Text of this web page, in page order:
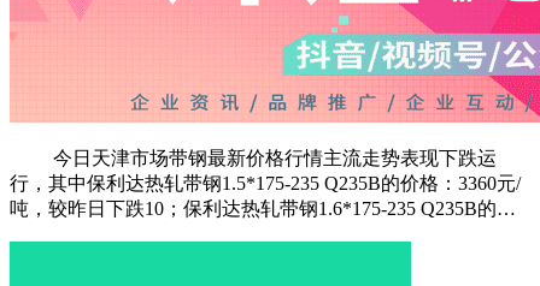
今日天津市场带钢最新价格行情主流走势表现下跌运
行，其中保利达热轧带钢1.5*175-235 Q235B的价格：3360元/
吨，较昨日下跌10；保利达热轧带钢1.6*175-235 Q235B的…